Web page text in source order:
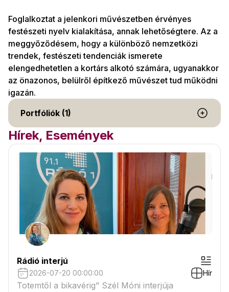
Foglalkoztat a jelenkori művészetben érvényes
festészeti nyelv kialakítása, annak lehetőségtere. Az a
meggyőződésem, hogy a különböző nemzetközi
trendek, festészeti tendenciák ismerete
elengedhetetlen a kortárs alkotó számára, ugyanakkor
az önazonos, belülről építkező művészet tud működni
igazán.
Portfóliók (1)
Hírek, Események
Rádió interjú
2026-07-20 00:00:00 Hír
Totemtől a bikavérig” Szél Móni interjúja